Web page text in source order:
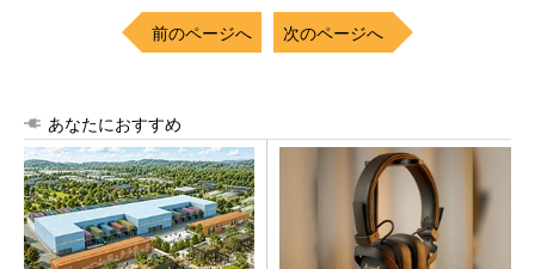
前のページへ 次のページへ
あなたにおすすめ